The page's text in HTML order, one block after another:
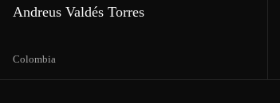
Andreus Valdés Torres
Colombia